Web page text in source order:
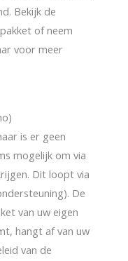
Bekijk de
of neem
voor meer
is er geen
mogelijk om via
Dit loopt via
De
van uw eigen
hangt af van uw
van de